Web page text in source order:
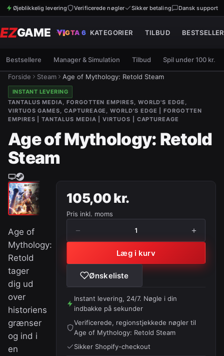
Øjeblikkelig levering Verificerede nøgler Sikker betaling Dansk support
EZGAME GTA 6 KATEGORIER TILBUD
Bestsellere Manager & Simulation Tilbud Spil under 100 kr.
Forside Steam Age of Mythology: Retold Steam
INSTANT LEVERING
TANTALUS MEDIA, FORGOTTEN EMPIRES, WORLD'S EDGE,
VIRTUOS GAMES, CAPTUREAGE, WORLD'S EDGE | FORGOTTEN
EMPIRES | TANTALUS MEDIA | VIRTUOS | CAPTUREAGE
Age of Mythology: Retold
Steam
Age of
Mythology:
Retold
tager
dig ud
over
historiens
grænser
og ind i
en
105,00 kr.
Pris inkl. moms
− 1 +
Læg i kurv
Ønskeliste
Instant levering, 24/7. Nøgle i din
indbakke på sekunder
Verificerede, regionstjekkede nøgler til
Age of Mythology: Retold Steam
Sikker Shopify-checkout